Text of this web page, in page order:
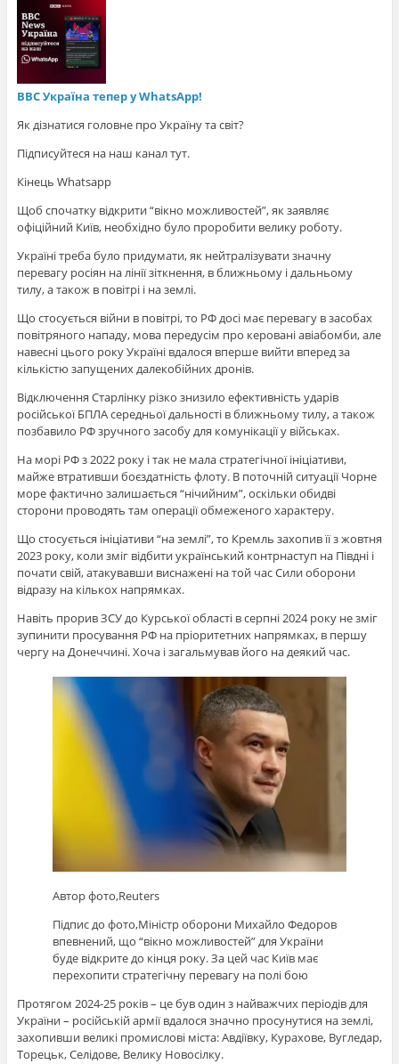
BBC Україна тепер у WhatsApp!
Як дізнатися головне про Україну та світ?
Підписуйтеся на наш канал тут.
Кінець Whatsapp
Щоб спочатку відкрити “вікно можливостей”, як заявляє
офіційний Київ, необхідно було проробити велику роботу.
Україні треба було придумати, як нейтралізувати значну
перевагу росіян на лінії зіткнення, в ближньому і дальньому
тилу, а також в повітрі і на землі.
Що стосується війни в повітрі, то РФ досі має перевагу в засобах
повітряного нападу, мова передусім про керовані авіабомби, але
навесні цього року Україні вдалося вперше вийти вперед за
кількістю запущених далекобійних дронів.
Відключення Старлінку різко знизило ефективність ударів
російської БПЛА середньої дальності в ближньому тилу, а також
позбавило РФ зручного засобу для комунікації у військах.
На морі РФ з 2022 року і так не мала стратегічної ініціативи,
майже втративши боєздатність флоту. В поточній ситуації Чорне
море фактично залишається “нічийним”, оскільки обидві
сторони проводять там операції обмеженого характеру.
Що стосується ініціативи “на землі”, то Кремль захопив її з жовтня
2023 року, коли зміг відбити український контрнаступ на Півдні і
почати свій, атакувавши виснажені на той час Сили оборони
відразу на кількох напрямках.
Навіть прорив ЗСУ до Курської області в серпні 2024 року не зміг
зупинити просування РФ на пріоритетних напрямках, в першу
чергу на Донеччині. Хоча і загальмував його на деякий час.
Автор фото,Reuters
Підпис до фото,Міністр оборони Михайло Федоров
впевнений, що “вікно можливостей” для України
буде відкрите до кінця року. За цей час Київ має
перехопити стратегічну перевагу на полі бою
Протягом 2024-25 років – це був один з найважчих періодів для
України – російській армії вдалося значно просунутися на землі,
захопивши великі промислові міста: Авдіївку, Курахове, Вугледар,
Торецьк, Селідове, Велику Новосілку.